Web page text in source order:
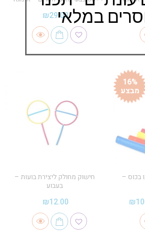
₪29.00
16%
מבצע
בכוס –
₪
חישוק מחולק ליצירת בועות –
בעבוע
₪12.00
במלאי